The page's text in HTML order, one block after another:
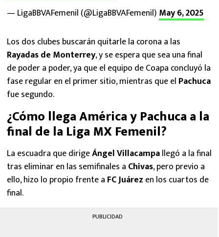
— LigaBBVAFemenil (@LigaBBVAFemenil) May 6, 2025
Los dos clubes buscarán quitarle la corona a las
Rayadas de Monterrey, y se espera que sea una final
de poder a poder, ya que el equipo de Coapa concluyó la
fase regular en el primer sitio, mientras que el Pachuca
fue segundo.
¿Cómo llega América y Pachuca a la
final de la Liga MX Femenil?
La escuadra que dirigeÁngel Villacampallegó a la final
tras eliminar en las semifinales a Chivas, pero previo a
ello, hizo lo propio frente a FC Juárez en los cuartos de
final.
PUBLICIDAD